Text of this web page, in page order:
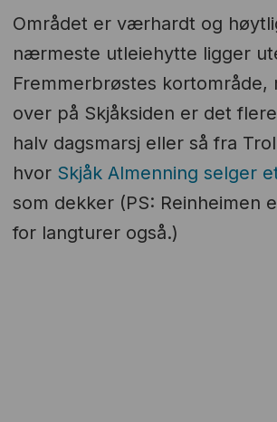
Området er værhardt og
nærmeste utleiehytte ligger
Fremmerbrøstes kortområde,
over på Skjåksiden er det
halv dagsmarsj eller så fra
hvor Skjåk Almenning selger
som dekker (PS: Reinheimen
for langturer også.)